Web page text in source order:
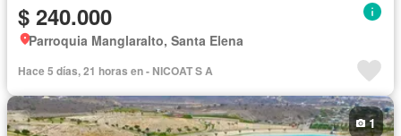
$ 240.000
Parroquia Manglaralto, Santa Elena
Hace 5 días, 21 horas en - NICOAT S A
1